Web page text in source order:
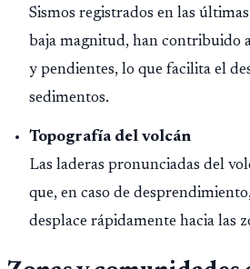
Sismos registrados en las
baja magnitud, han contribuido
y pendientes, lo que facilita el
sedimentos.
Topografía del volcán
Las laderas pronunciadas del
que, en caso de
desplace rápidamente hacia las